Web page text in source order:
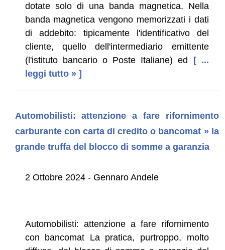
dotate solo di una banda magnetica. Nella
banda magnetica vengono memorizzati i dati
di addebito: tipicamente l'identificativo del
cliente, quello dell'intermediario emittente
(l'istituto bancario o Poste Italiane) ed
[ ...
leggi tutto » ]
Automobilisti: attenzione a fare rifornimento
carburante con carta di credito o bancomat » la
grande truffa del blocco di somme a garanzia
2 Ottobre 2024 - Gennaro Andele
Automobilisti: attenzione a fare rifornimento
con bancomat La pratica, purtroppo, molto